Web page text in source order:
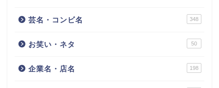
芸名・コンビ名 348
お笑い・ネタ 50
企業名・店名 198